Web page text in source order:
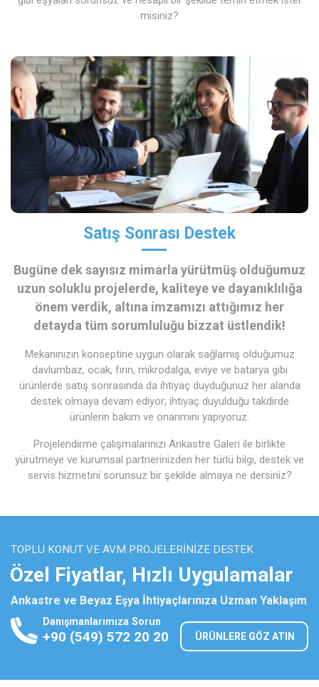
misiniz?
Satış Sonrası Destek
Bugüne dek sayısız mimarla yürütmüş olduğumuz
uzun soluklu projelerde, kaliteye ve dayanıklılığa
önem verdik, altına imzamızı attığımız her
detayda tüm sorumluluğu bizzat üstlendik!
Mekanınızın konseptine uygun olarak sağlamış olduğumuz
davlumbaz, ocak, fırın, mikrodalga, eviye ve batarya gibi
ürünlerde satış sonrasında da ihtiyaç duyduğunuz her alanda
destek olmaya devam ediyor; ihtiyaç duyulduğu takdirde
ürünlerin bakım ve onarımını yapıyoruz.
Projelendirme çalışmalarınızı Ankastre Galeri ile birlikte
yürütmeye ve kurumsal partnerinizden her türlü bilgi, destek ve
servis hizmetini sorunsuz bir şekilde almaya ne dersiniz?
TOPLU KONUT VE AVM PROJELERINIZE DESTEK
Özel Fiyatlar, Hızlı Uygulamalar
Ankastre ve Beyaz Eşya İhtiyaçlarınıza Uzman Yaklaşım
Danışmanlarımıza Sorun
+90 (549) 572 20 20 ÜRÜNLERE GÖZ ATIN